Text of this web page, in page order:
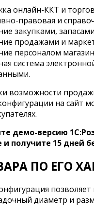
онлайн-ККТ и
правовая и
закупками,
продажами и
персоналом
система
возможности
на сайт
демо-версию
получите 15 дней
ПО ЕГО
диаметр и